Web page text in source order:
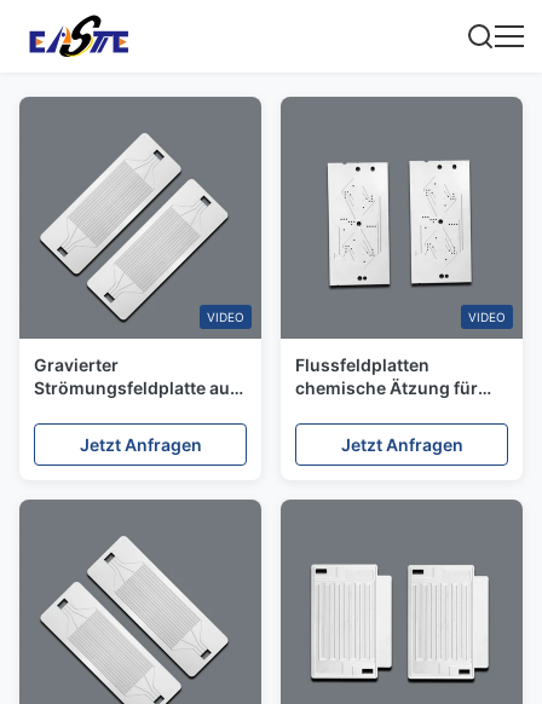
VIDEO
Gravierter
Strömungsfeldplatte aus
Feinströmungskanal für
Wasserstoffbrennstoffzelle
Jetzt Anfragen
VIDEO
Flussfeldplatten
chemische Ätzung für
Jetzt Anfragen